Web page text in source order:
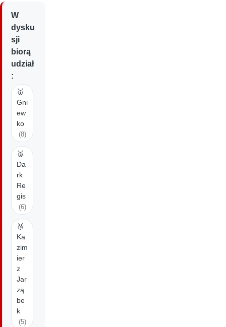
W
dysku
sji
biorą
udział
:
🥇
Gni
ew
ko
(8)
🥈
Da
rk
Re
gis
(6)
🥉
Ka
zim
ier
z
Jar
zą
be
k
(5)